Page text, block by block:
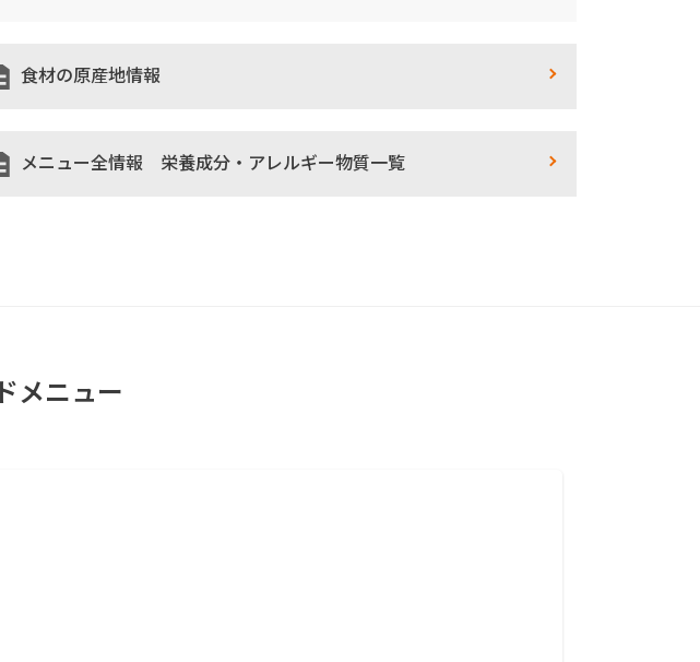
食材の原産地情報
メニュー全情報 栄養成分・アレルギー物質一覧
メニュー